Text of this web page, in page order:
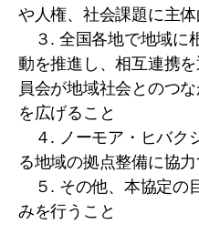
や人権、社会課題に主
３. 全国各地で地域に
動を推進し、相互連携
員会が地域社会とのつ
を広げること
４. ノーモア・ヒバク
る地域の拠点整備に協力
５. その他、本協定の
みを行うこと